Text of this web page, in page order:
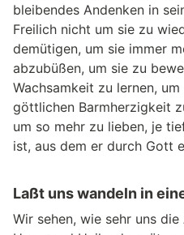
bleibendes Andenken in
Freilich nicht um sie zu
demütigen, um sie immer
abzubüßen, um sie zu
Wachsamkeit zu lernen,
göttlichen Barmherzigkeit
um so mehr zu lieben, je
ist, aus dem er durch Gott
Laßt uns wandeln in
Wir sehen, wie sehr uns